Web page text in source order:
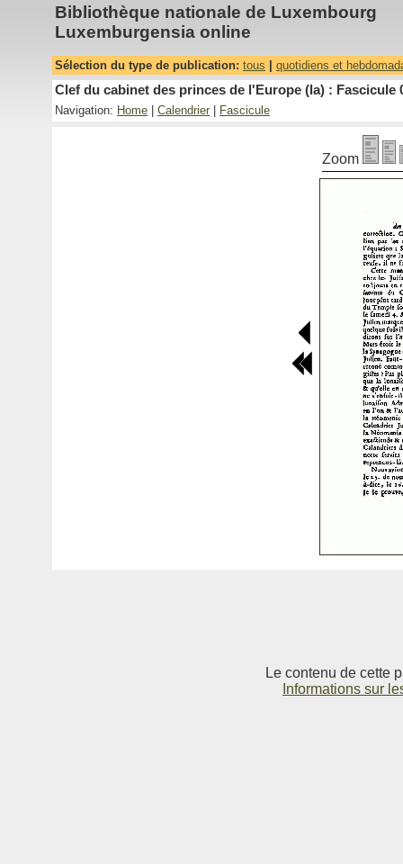
Bibliothèque nationale de Luxembourg
Luxemburgensia online
Sélection du type de publication: tous quotidiens et
Clef du cabinet des princes de l'Europe (la) : Fascicule
Navigation: Home Calendrier Fascicule
Zoom
Le contenu de cette
Informations sur